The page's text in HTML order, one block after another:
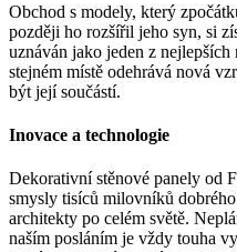
Obchod s modely, který
později ho rozšířil jeho syn, si
uznáván jako jeden z
stejném místě odehrává nová
být její součástí.
Inovace a technologie
Dekorativní stěnové panely od
smysly tisíců milovníků
architekty po celém světě.
naším posláním je vždy touha